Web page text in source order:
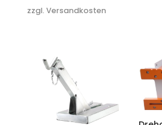
zzgl. Versandkosten